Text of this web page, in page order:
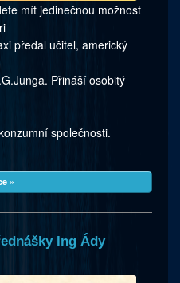
mít jedinečnou možnost
předal učitel, americký
Přináší osobitý
společnosti.
»
Ing Ády